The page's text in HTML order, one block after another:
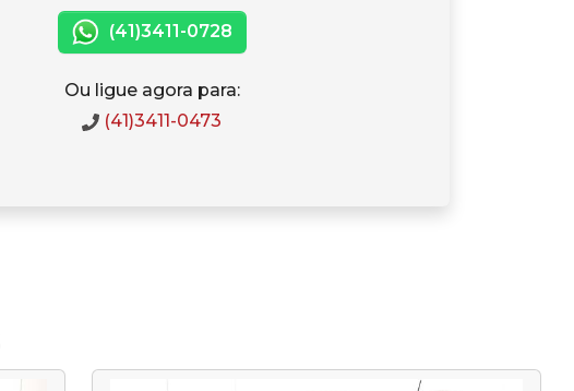
(41)3411-0728
Ou ligue agora para:
(41)3411-0473